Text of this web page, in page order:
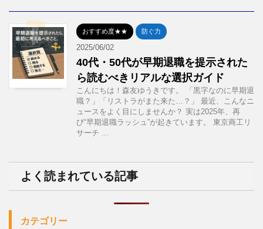
おすすめ度★★ 防ぐ力
2025/06/02
40代・50代が早期退職を提示された
ら読むべきリアルな選択ガイド
こんにちは！森友ゆうきです。 「黒字なのに早期退
職？」「リストラがまた来た…？」 最近、こんなニ
ュースをよく目にしませんか？ 実は2025年、再
び“早期退職ラッシュ”が起きています。 東京商工リ
サーチ ...
よく読まれている記事
カテゴリー